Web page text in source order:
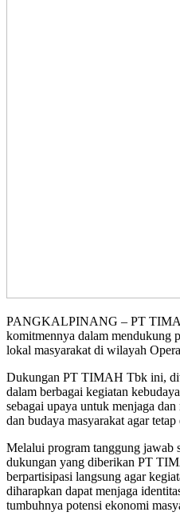
PANGKALPINANG – PT
komitmennya dalam mendukung
lokal masyarakat di wilayah
Dukungan PT TIMAH Tbk ini,
dalam berbagai kegiatan
sebagai upaya untuk menjaga
dan budaya masyarakat agar tetap
Melalui program tanggung jawab
dukungan yang diberikan PT
berpartisipasi langsung agar
diharapkan dapat menjaga
tumbuhnya potensi ekonomi